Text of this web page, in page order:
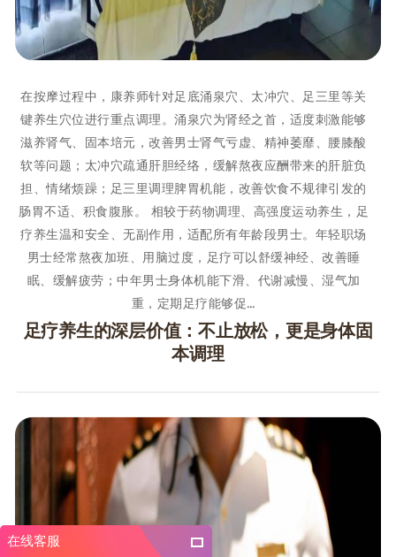
在线客服
在按摩过程中，康养师针对足底涌泉穴、太冲穴、足三里等关
键养生穴位进行重点调理。涌泉穴为肾经之首，适度刺激能够
滋养肾气、固本培元，改善男士肾气亏虚、精神萎靡、腰膝酸
软等问题；太冲穴疏通肝胆经络，缓解熬夜应酬带来的肝脏负
担、情绪烦躁；足三里调理脾胃机能，改善饮食不规律引发的
肠胃不适、积食腹胀。 相较于药物调理、高强度运动养生，足
疗养生温和安全、无副作用，适配所有年龄段男士。年轻职场
男士经常熬夜加班、用脑过度，足疗可以舒缓神经、改善睡
眠、缓解疲劳；中年男士身体机能下滑、代谢减慢、湿气加
重，定期足疗能够促…
足疗养生的深层价值：不止放松，更是身体固
本调理